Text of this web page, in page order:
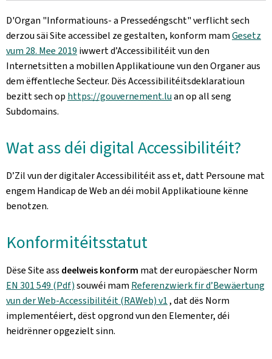
D'Organ "Informatiouns- a Pressedéngscht"verflicht sech
derzou säi Site accessibel ze gestalten, konform mamGesetz
vum 28. Mee 2019 iwwert d’Accessibilitéit vun den
Internetsitten a mobillen Applikatioune vun den Organer aus
dem ëffentleche Secteur. Dës Accessibilitéitsdeklaratioun
bezitt sech op https://gouvernement.luan op all seng
Subdomains.
Wat ass déi digital Accessibilitéit?
D’Zil vun der digitaler Accessibilitéit ass et, datt Persoune mat
engem Handicap de Web an déi mobil Applikatioune kënne
benotzen.
Konformitéitsstatut
Dëse Site ass deelweis konform mat der europäescher Norm
EN 301 549 (Pdf)souwéi mam Referenzwierk fir d’Bewäertung
vun der Web-Accessibilitéit (RAWeb) v1, dat dës Norm
implementéiert, dëst opgrond vun den Elementer, déi
heidrënner opgezielt sinn.